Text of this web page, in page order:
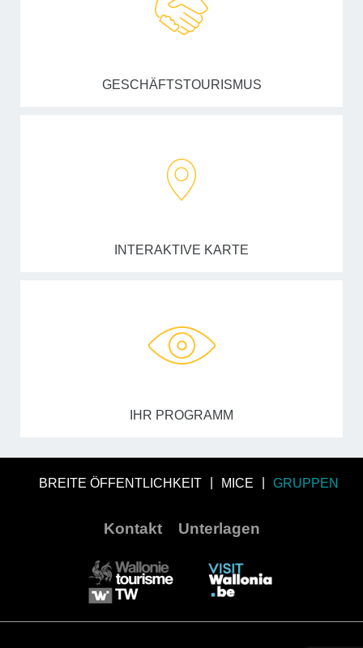
GESCHÄFTSTOURISMUS
INTERAKTIVE KARTE
IHR PROGRAMM
BREITE ÖFFENTLICHKEIT MICE GRUPPEN
Kontakt Unterlagen